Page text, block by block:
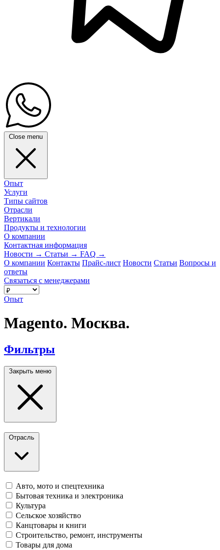
Close menu
Опыт
Услуги
Типы сайтов
Отрасли
Вертикали
Продукты и технологии
О компании
Контактная информация
Новости → Статьи → FAQ →
О компании Контакты Прайс-лист Новости Статьи Вопросы и
ответы
Связаться с менеджерами
Опыт
Magento. Москва.
Фильтры
Закрыть меню
Отрасль
Авто, мото и спецтехника
Бытовая техника и электроника
Культура
Сельское хозяйство
Канцтовары и книги
Строительство, ремонт, инструменты
Товары для дома